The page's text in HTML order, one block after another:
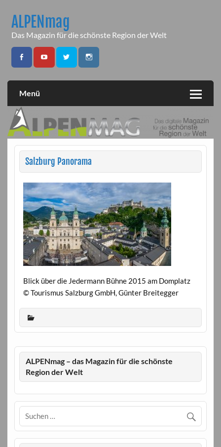
contentALPENmag
Das Magazin für die schönste Region der Welt
Menü
Salzburg Panorama
Blick über die Jedermann Bühne 2015 am Domplatz
© Tourismus Salzburg GmbH, Günter Breitegger
ALPENmag – das Magazin für die schönste
Region der Welt